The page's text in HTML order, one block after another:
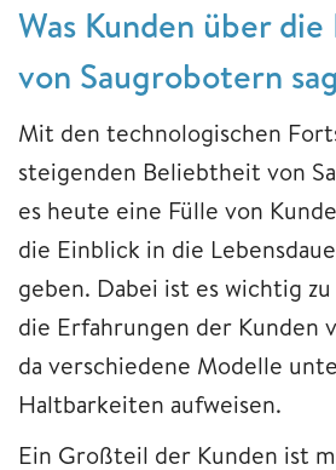
Was Kunden über
von Saugrobotern
Mit den technologischen
steigenden Beliebtheit von
es heute eine Fülle von
die Einblick in die
geben. Dabei ist es wichtig
die Erfahrungen der Kunden
da verschiedene Modelle
Haltbarkeiten aufweisen.
Ein Großteil der Kunden ist